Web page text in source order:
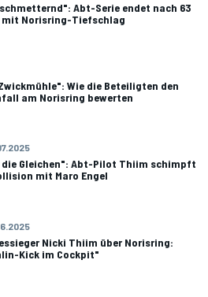
Abt-Serie endet nach 63
mit Norisring-Tiefschlag
Wie die Beteiligten den
am Norisring bewerten
die Gleichen": Abt-Pilot Thiim schimpft
mit Maro Engel
Nicki Thiim über Norisring:
Kick im Cockpit"